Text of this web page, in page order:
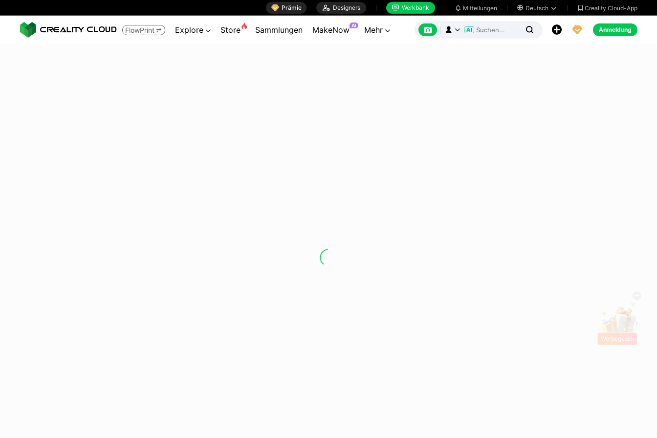
 Prämie  Designers  Werkbank  Mitteilungen  Deutsch   Creality Cloud-App
FlowPrint  Explore  Store Sammlungen MakeNow AI Mehr        Anmeldung
Werbegesch